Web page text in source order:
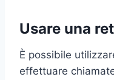
Usare una
È possibile
effettuare